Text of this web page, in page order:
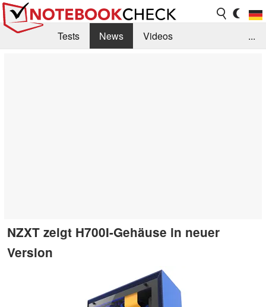
Tests News
Videos
...
NZXT zeigt H700I-Gehäuse in neuer
Version